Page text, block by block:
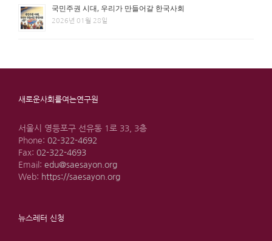
국민주권 시대, 우리가 만들어갈 한국사회
2026년 01월 28일
새로운사회를여는연구원
서울시 영등포구 선유동 1로 33, 3층
Phone: 02-322-4692
Fax: 02-322-4693
Email: edu@saesayon.org
Web: https://saesayon.org
뉴스레터 신청